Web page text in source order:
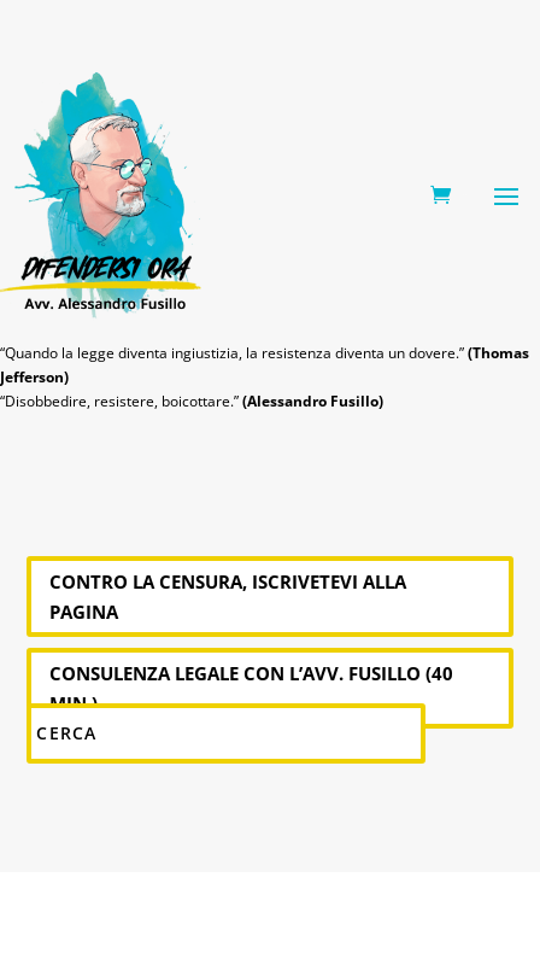
“Quando la legge diventa ingiustizia, la resistenza diventa un dovere.”(Thomas
Jefferson)
“Disobbedire, resistere, boicottare.”(Alessandro Fusillo)
CONTRO LA CENSURA, ISCRIVETEVI ALLA
PAGINA
CONSULENZA LEGALE CON L’AVV. FUSILLO (40
MIN.)